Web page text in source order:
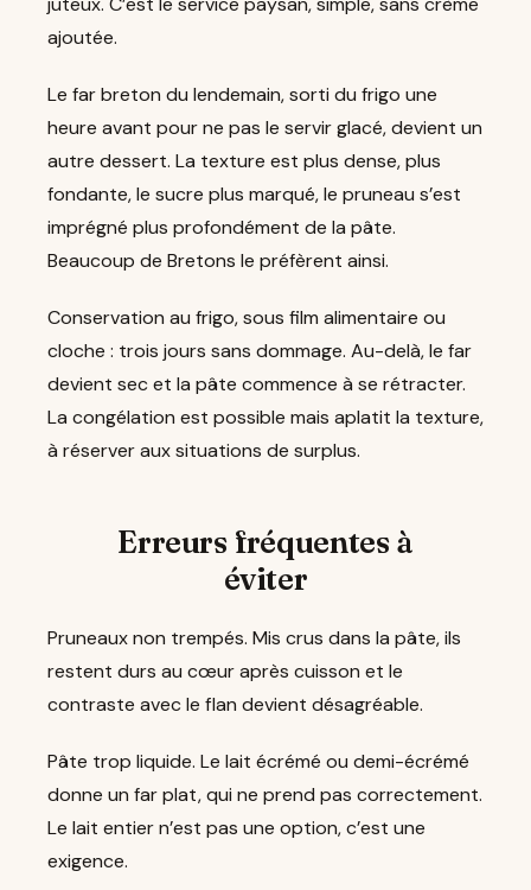
ajoutée.
Le far breton du lendemain, sorti du frigo une
heure avant pour ne pas le servir glacé, devient un
autre dessert. La texture est plus dense, plus
fondante, le sucre plus marqué, le pruneau s’est
imprégné plus profondément de la pâte.
Beaucoup de Bretons le préfèrent ainsi.
Conservation au frigo, sous film alimentaire ou
cloche : trois jours sans dommage. Au-delà, le far
devient sec et la pâte commence à se rétracter.
La congélation est possible mais aplatit la texture,
à réserver aux situations de surplus.
Erreurs fréquentes à
éviter
Pruneaux non trempés. Mis crus dans la pâte, ils
restent durs au cœur après cuisson et le
contraste avec le flan devient désagréable.
Pâte trop liquide. Le lait écrémé ou demi-écrémé
donne un far plat, qui ne prend pas correctement.
Le lait entier n’est pas une option, c’est une
exigence.